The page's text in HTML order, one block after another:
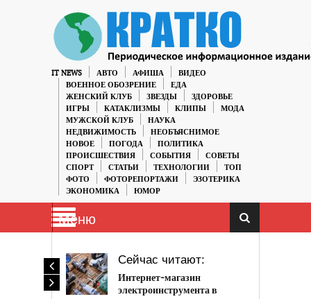
IT NEWS АВТО АФИША
ВИДЕО
ВОЕННОЕ ОБОЗРЕНИЕ
ЕДА
ЖЕНСКИЙ КЛУБ
ЗВЕЗДЫ
ЗДОРОВЬЕ
ИГРЫ
КАТАКЛИЗМЫ КЛИПЫ
МОДА
МУЖСКОЙ КЛУБ
НАУКА
НЕДВИЖИМОСТЬ
НЕОБЪЯСНИМОЕ
НОВОЕ
ПОГОДА
ПОЛИТИКА
ПРОИСШЕСТВИЯ
СОБЫТИЯ
СОВЕТЫ
СПОРТ
СТАТЬИ ТЕХНОЛОГИИ
ТОП
ФОТО
ФОТОРЕПОРТАЖИ
ЭЗОТЕРИКА
ЭКОНОМИКА
ЮМОР
Меню
Сейчас читают:
Интернет-магазин
электроинструмента в